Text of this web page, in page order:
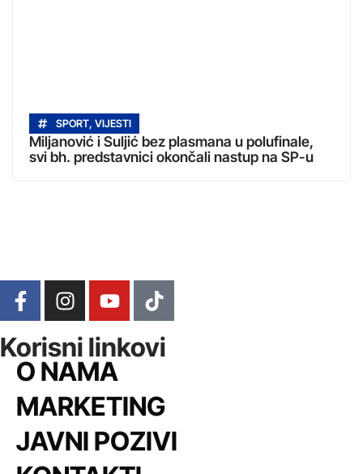
SPORT, VIJESTI
Miljanović i Suljić bez plasmana u polufinale,
svi bh. predstavnici okončali nastup na SP-u
Korisni linkovi
O NAMA
MARKETING
JAVNI POZIVI